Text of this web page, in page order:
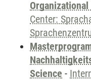
Center:
Science -